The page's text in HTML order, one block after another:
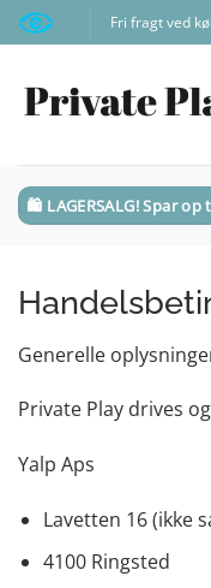
Fortsæt
til
Fri fragt ved
🛍️ LAGERSALG! Spar
Generelle
Private Play drives
Yalp Aps
Lavetten 16 (ikke
4100 Ringsted